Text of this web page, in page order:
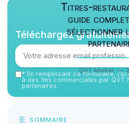
Titres-
guide
sélectionner
QVT Market —
Téléchargez
* En remplissant ce formulaire,
à des fins commerciales par QVT
partenaires.
SOMMAIRE